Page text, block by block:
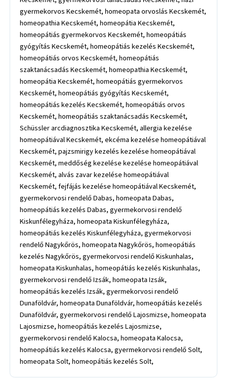
gyermekorvos Kecskemét, homeopata orvoslás Kecskemét,
homeopathia Kecskemét, homeopátia Kecskemét,
homeopátiás gyermekorvos Kecskemét, homeopátiás
gyógyítás Kecskemét, homeopátiás kezelés Kecskemét,
homeopátiás orvos Kecskemét, homeopátiás
szaktanácsadás Kecskemét, homeopathia Kecskemét,
homeopátia Kecskemét, homeopátiás gyermekorvos
Kecskemét, homeopátiás gyógyítás Kecskemét,
homeopátiás kezelés Kecskemét, homeopátiás orvos
Kecskemét, homeopátiás szaktanácsadás Kecskemét,
Schüssler arcdiagnosztika Kecskemét, allergia kezelése
homeopátiával Kecskemét, ekcéma kezelése homeopátiával
Kecskemét, pajzsmirigy kezelés kezelése homeopátiával
Kecskemét, meddőség kezelése kezelése homeopátiával
Kecskemét, alvás zavar kezelése homeopátiával
Kecskemét, fejfájás kezelése homeopátiával Kecskemét,
gyermekorvosi rendelő Dabas, homeopata Dabas,
homeopátiás kezelés Dabas, gyermekorvosi rendelő
Kiskunfélegyháza, homeopata Kiskunfélegyháza,
homeopátiás kezelés Kiskunfélegyháza, gyermekorvosi
rendelő Nagykőrös, homeopata Nagykőrös, homeopátiás
kezelés Nagykőrös, gyermekorvosi rendelő Kiskunhalas,
homeopata Kiskunhalas, homeopátiás kezelés Kiskunhalas,
gyermekorvosi rendelő Izsák, homeopata Izsák,
homeopátiás kezelés Izsák, gyermekorvosi rendelő
Dunaföldvár, homeopata Dunaföldvár, homeopátiás kezelés
Dunaföldvár, gyermekorvosi rendelő Lajosmizse, homeopata
Lajosmizse, homeopátiás kezelés Lajosmizse,
gyermekorvosi rendelő Kalocsa, homeopata Kalocsa,
homeopátiás kezelés Kalocsa, gyermekorvosi rendelő Solt,
homeopata Solt, homeopátiás kezelés Solt,